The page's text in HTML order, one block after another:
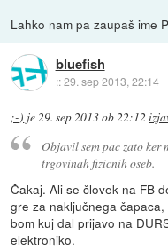
Lahko nam pa zaupaš ime
bluefish
::29. sep 2013, 22:14
;-) je29. sep 2013 ob 22:12
Objavil sem pac zato ker
trgovinah fizicnih oseb.
Čakaj. Ali se človek na FB
gre za naključnega
bom kuj dal prijavo na
elektroniko.